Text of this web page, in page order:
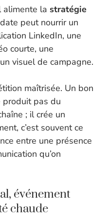
alimente la stratégie
peut nourrir un
LinkedIn, une
courte, une
visuel de campagne.
maîtrisée. Un bon
produit pas du
; il crée un
c’est souvent ce
entre une présence
qu’on
événement
chaude